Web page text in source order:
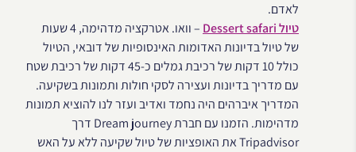
לאדם.
טיול Dessert safari
– וואו. אטרקציה מדהימה, 4 שעות
של טיול בדיונות האדומות האינסופיות של דובאי, הטיול
כולל 10 דקות של רכיבת גמלים כ-45 דקות של רכיבת שטח
עם מדריך בדיונות ועצירה לסקי חולות ותמונות בשקיעה.
המדריך איברהים היה נחמד ואדיב ועזר לנו להוציא תמונות
מדהימות. הזמנו עם חברת Dream journey דרך
Tripadvisor את האופציות של טיול שקיעה ללא על האש